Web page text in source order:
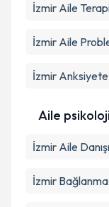
İzmir Aile
İzmir Aile
İzmir Anksiyete
Aile
İzmir Aile
İzmir